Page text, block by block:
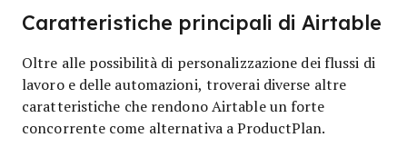
Caratteristiche principali di Airtable
Oltre alle possibilità di personalizzazione dei flussi di
lavoro e delle automazioni, troverai diverse altre
caratteristiche che rendono Airtable un forte
concorrente come alternativa aProductPlan.